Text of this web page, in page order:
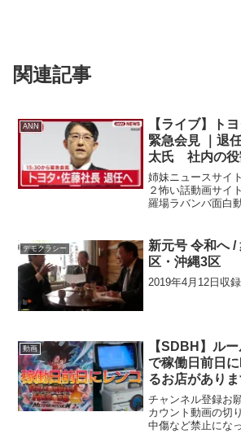
関連記事
ANN
【ライブ】ト
緊急会見 ｜退
太氏 社内の役
【LIVE】(2026
レ朝
姉妹ニュースサイ
２怖い話動画サイ
羅場ラバンバ面白
車・佐藤恒治社長
イブで配信します
月１日付で佐藤恒
長に財務担当の執
デモクラシー
新元号 令和へ /
区・沖縄3区
2019年4月12日収録
動画
【SDBH】ル
で稼働日前日
るお店があり
ラゴンボール
ミッション2
チャンネル登録お
カウント動画の切
中傷など禁止にな
い方は残念ですが